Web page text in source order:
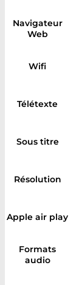
Navigateur
Web
Wifi
Télétexte
Sous titre
Résolution
Apple air play
Formats
audio